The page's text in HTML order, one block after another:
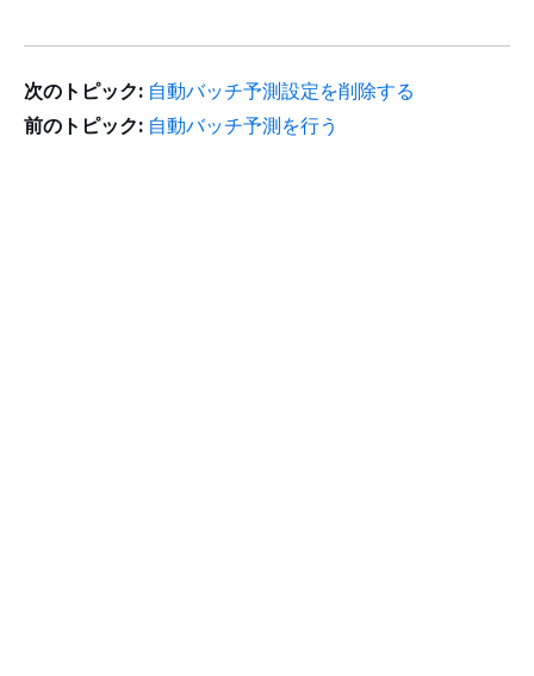
次のトピック: 自動バッチ予測設定を削除する
前のトピック: 自動バッチ予測を行う